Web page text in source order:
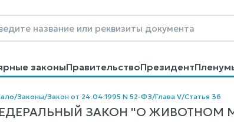
законыПравительствоПрезидент
Образцы договоровКонтактыПомощь
/Законы/Закон от 24.04.1995 N 52-ФЗ/Глава V/Статья 36
ЗАКОН "О ЖИВОТНОМ